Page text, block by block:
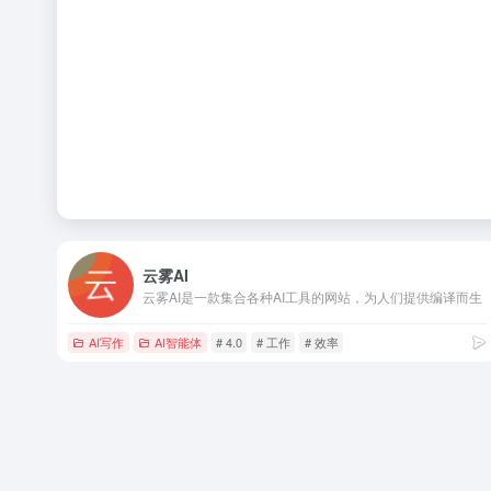
云雾AI
云雾AI是一款集合各种AI工具的网站，为人们提供编译而生
AI写作 AI智能体 # 4.0 # 工作 # 效率